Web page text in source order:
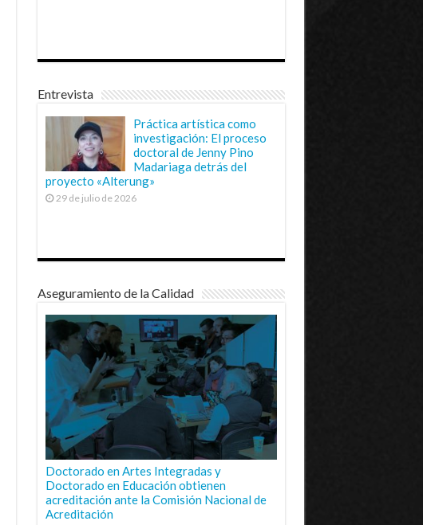
Entrevista
Práctica artística como
investigación: El proceso
doctoral de Jenny Pino
Madariaga detrás del
proyecto «Alterung»
29 de julio de 2026
Aseguramiento de la Calidad
Doctorado en Artes Integradas y
Doctorado en Educación obtienen
acreditación ante la Comisión Nacional de
Acreditación